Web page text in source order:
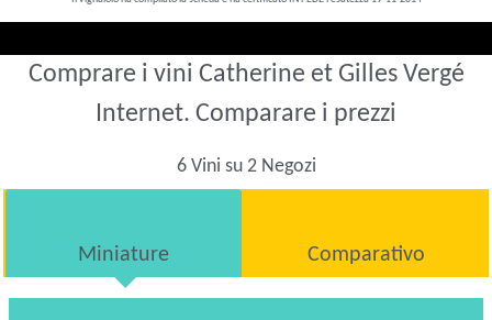
Comprare i vini Catherine et Gilles Vergé
Internet. Comparare i prezzi
6 Vini su 2 Negozi
Miniature Comparativo